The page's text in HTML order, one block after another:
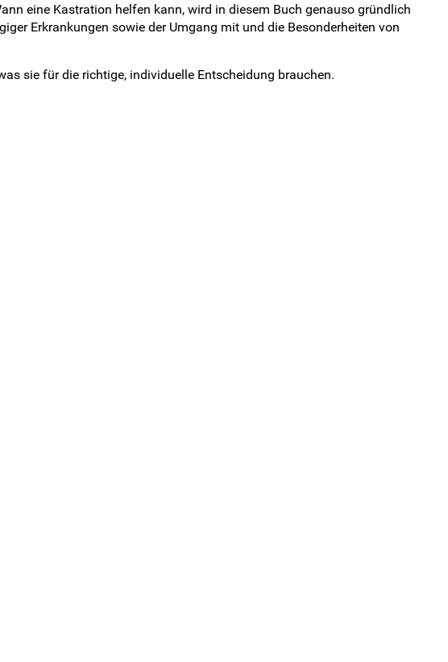
eine Kastration helfen kann, wird in diesem Buch genauso gründlich
Erkrankungen sowie der Umgang mit und die Besonderheiten von
sie für die richtige, individuelle Entscheidung brauchen.